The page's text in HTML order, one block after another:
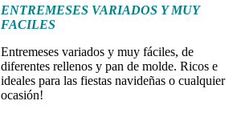
ENTREMESES VARIADOS Y MUY
FACILES
Entremeses variados y muy fáciles, de
diferentes rellenos y pan de molde. Ricos e
ideales para las fiestas navideñas o cualquier
ocasión!